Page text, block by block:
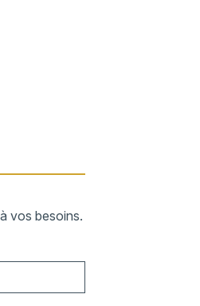
vos besoins.